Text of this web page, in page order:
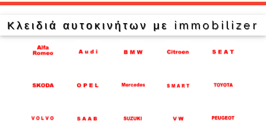
Κλειδιά αυτοκινήτων με immobilizer